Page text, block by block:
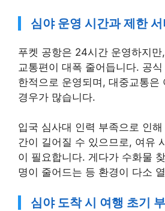
심야 운영 시간과 제한
푸켓 공항은 24시간 운영하지
교통편이 대폭 줄어듭니다. 공
한적으로 운영되며, 대중교통은
경우가 많습니다.
입국 심사대 인력 부족으로 인
간이 길어질 수 있으므로, 여유
이 필요합니다. 게다가 수화물
명이 줄어드는 등 환경이 다소
심야 도착 시 여행 초기